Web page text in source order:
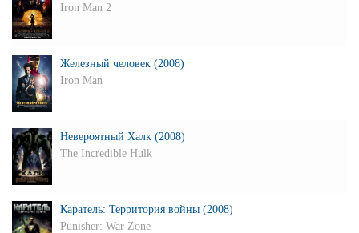
Iron Man 2
Железный человек (2008)
Iron Man
Невероятный Халк (2008)
The Incredible Hulk
Каратель: Территория войны (2008)
Punisher: War Zone